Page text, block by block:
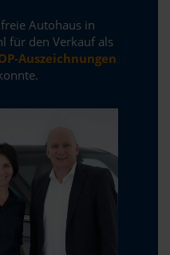
Autohaus in
für den Verkauf als
Auszeichnungen